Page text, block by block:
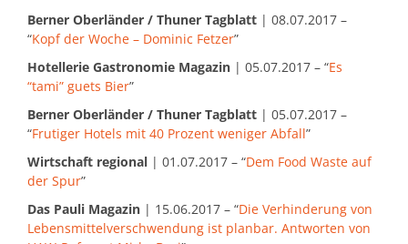
Berner Oberländer / Thuner Tagblatt | 08.07.2017 –
“Kopf der Woche – Dominic Fetzer”
Hotellerie Gastronomie Magazin | 05.07.2017 – “Es
“tami” guets Bier”
Berner Oberländer / Thuner Tagblatt | 05.07.2017 –
“Frutiger Hotels mit 40 Prozent weniger Abfall”
Wirtschaft regional | 01.07.2017 – “Dem Food Waste auf
der Spur”
Das Pauli Magazin | 15.06.2017 – “Die Verhinderung von
Lebensmittelverschwendung ist planbar. Antworten von